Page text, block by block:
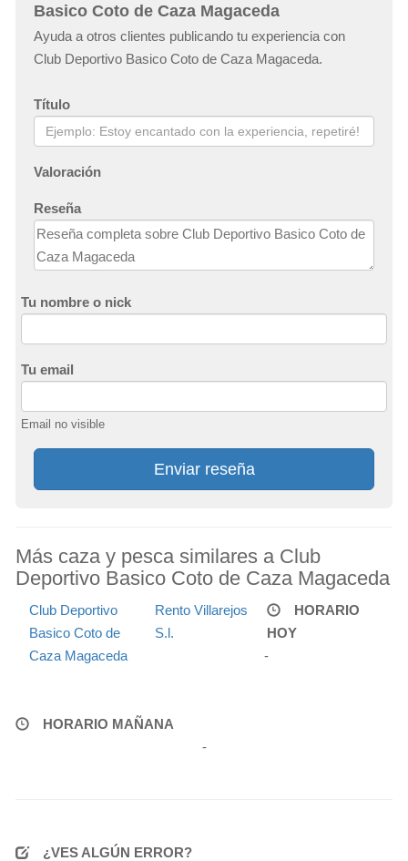
Basico Coto de Caza Magaceda
Ayuda a otros clientes publicando tu experiencia con
Club Deportivo Basico Coto de Caza Magaceda.
Título
Valoración
Reseña
Tu nombre o nick
Tu email
Email no visible
Enviar reseña
Más caza y pesca similares a Club
Deportivo Basico Coto de Caza Magaceda
Club Deportivo
Basico Coto de
Caza Magaceda
Rento Villarejos
S.l.
HORARIO
HOY
-
HORARIO MAÑANA
-
¿VES ALGÚN ERROR?